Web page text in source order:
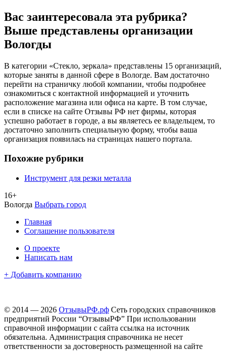
Вас заинтересовала эта рубрика?
Выше представлены организации
Вологды
В категории «Стекло, зеркала» представлены 15 организаций,
которые заняты в данной сфере в Вологде. Вам достаточно
перейти на страничку любой компании, чтобы подробнее
ознакомиться с контактной информацией и уточнить
расположение магазина или офиса на карте. В том случае,
если в списке на сайте Отзывы РФ нет фирмы, которая
успешно работает в городе, а вы являетесь ее владельцем, то
достаточно заполнить специальную форму, чтобы ваша
организация появилась на страницах нашего портала.
Похожие рубрики
Инструмент для резки металла
16+
Вологда Выбрать город
Главная
Соглашение пользователя
О проекте
Написать нам
+ Добавить компанию
© 2014 — 2026 ОтзывыРФ.рф Сеть городских справочников
предприятий России “ОтзывыРФ” При использовании
справочной информации с сайта ссылка на источник
обязательна. Администрация справочника не несет
ответственности за достоверность размещенной на сайте